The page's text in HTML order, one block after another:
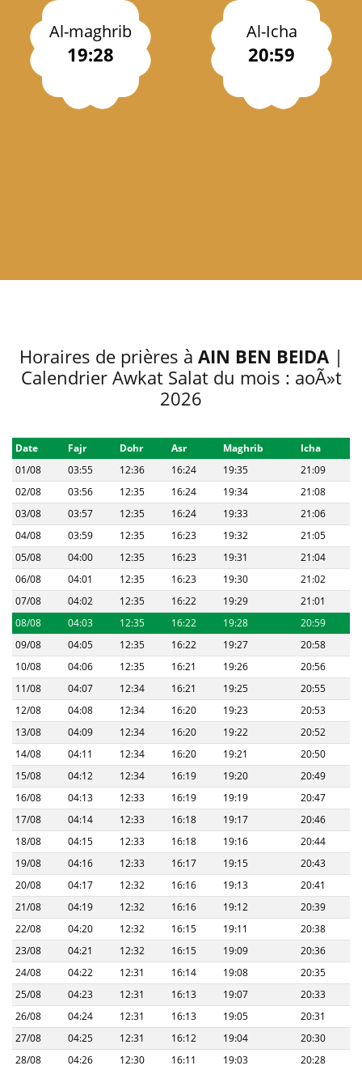
Al-maghrib
19:28
Al-Icha
20:59
Horaires de prières à AIN BEN BEIDA|
Calendrier Awkat Salat du mois : aoÃ»t
2026
Date Fajr Dohr Asr Maghrib
Icha
01/08
03:55 12:36 16:24 19:35
21:09
02/08
03:56 12:35 16:24 19:34
21:08
03/08
03:57 12:35 16:24 19:33
21:06
04/08
03:59 12:35 16:23 19:32
21:05
05/08
04:00 12:35 16:23 19:31
21:04
06/08
04:01 12:35 16:23 19:30
21:02
07/08
04:02 12:35 16:22 19:29
21:01
08/08
04:03 12:35 16:22 19:28
20:59
09/08
04:05 12:35 16:22 19:27
20:58
10/08
04:06 12:35 16:21 19:26
20:56
11/08
04:07 12:34 16:21 19:25
20:55
12/08
04:08 12:34 16:20 19:23
20:53
13/08
04:09 12:34 16:20 19:22
20:52
14/08
04:11 12:34 16:20 19:21
20:50
15/08
04:12 12:34 16:19 19:20
20:49
16/08
04:13 12:33 16:19 19:19
20:47
17/08
04:14 12:33 16:18 19:17
20:46
18/08
04:15 12:33 16:18 19:16
20:44
19/08
04:16 12:33 16:17 19:15
20:43
20/08
04:17 12:32 16:16 19:13
20:41
21/08
04:19 12:32 16:16 19:12
20:39
22/08
04:20 12:32 16:15 19:11
20:38
23/08
04:21 12:32 16:15 19:09
20:36
24/08
04:22 12:31 16:14 19:08
20:35
25/08
04:23 12:31 16:13 19:07
20:33
26/08
04:24 12:31 16:13 19:05
20:31
27/08
04:25 12:31 16:12 19:04
20:30
28/08
04:26 12:30 16:11 19:03
20:28